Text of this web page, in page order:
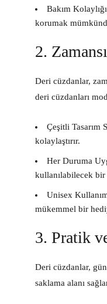
Bakım
korumak
2.
Deri cüzdanlar,
deri cüzdanları
Çeşitli Tasarım
kolaylaştırır.
Her Duruma
kullanılabilecek
Unisex
mükemmel bir
3. Pratik
Deri cüzdanlar,
saklama alanı